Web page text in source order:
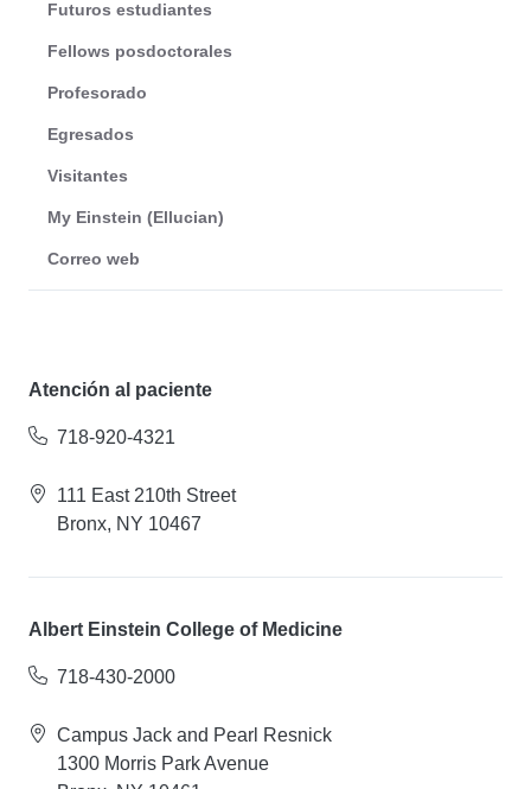
Futuros estudiantes
Fellows posdoctorales
Profesorado
Egresados
Visitantes
My Einstein (Ellucian)
Correo web
Atención al paciente
718-920-4321
111 East 210th Street
Bronx, NY 10467
Albert Einstein College of Medicine
718-430-2000
Campus Jack and Pearl Resnick
1300 Morris Park Avenue